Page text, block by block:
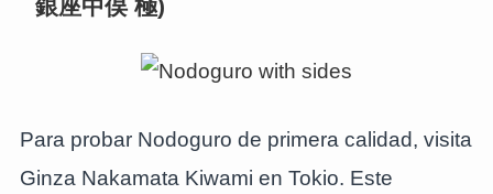
銀座中俣 極)
Para probar Nodoguro de primera calidad, visita
Ginza Nakamata Kiwami en Tokio. Este